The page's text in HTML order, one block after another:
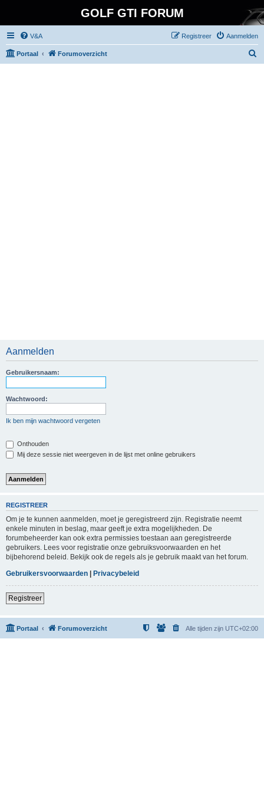
GOLF GTI FORUM
V&A Aanmelden
Registreer
Portaal Forumoverzicht
Aanmelden
Gebruikersnaam:
Wachtwoord:
Ik ben mijn wachtwoord vergeten
Onthouden
Mij deze sessie niet weergeven in de lijst met online gebruikers
REGISTREER
Om je te kunnen aanmelden, moet je geregistreerd zijn. Registratie neemt
enkele minuten in beslag, maar geeft je extra mogelijkheden. De
forumbeheerder kan ook extra permissies toestaan aan geregistreerde
gebruikers. Lees voor registratie onze gebruiksvoorwaarden en het
bijbehorend beleid. Bekijk ook de regels als je gebruik maakt van het forum.
Gebruikersvoorwaarden | Privacybeleid
Registreer
Portaal Forumoverzicht Alle tijden zijn UTC+02:00